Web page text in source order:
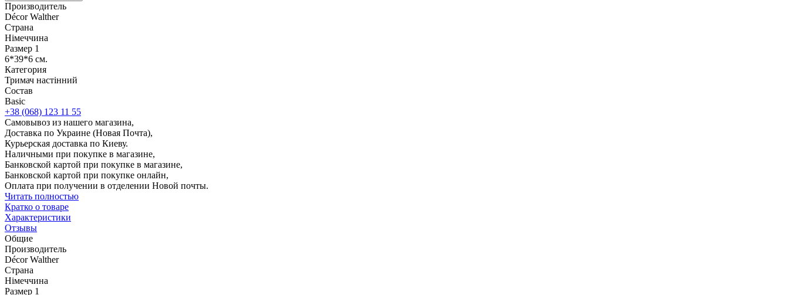
Производитель
Décor Walther
Страна
Німеччина
Размер 1
6*39*6 см.
Категория
Тримач настінний
Состав
Basic
+38 (068) 123 11 55
Самовывоз из нашего магазина,
Доставка по Украине (Новая Почта),
Курьерская доставка по Киеву.
Наличными при покупке в магазине,
Банковской картой при покупке в магазине,
Банковской картой при покупке онлайн,
Оплата при получении в отделении Новой почты.
Читать полностью
Кратко о товаре
Характеристики
Отзывы
Общие
Производитель
Décor Walther
Страна
Німеччина
Размер 1